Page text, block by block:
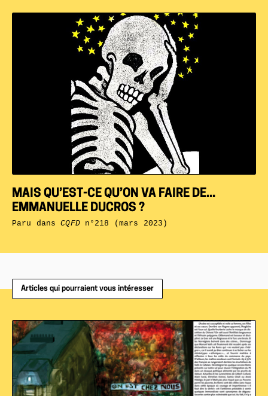
MAIS QU’EST-CE QU’ON VA FAIRE DE...
EMMANUELLE DUCROS ?
Paru dansCQFDn°218 (mars 2023)
Articles qui pourraient vous intéresser